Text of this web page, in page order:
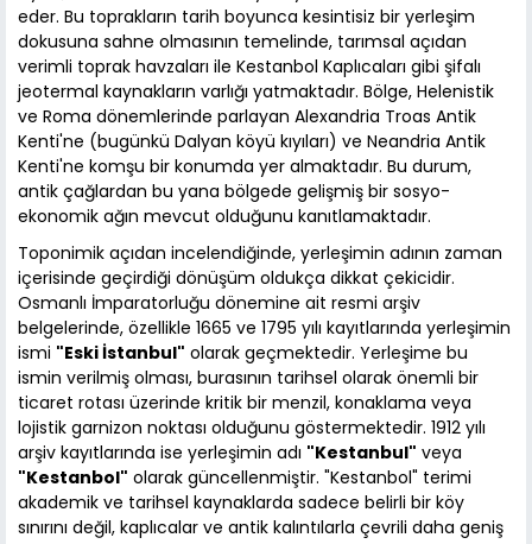
eder. Bu toprakların tarih boyunca kesintisiz bir yerleşim
dokusuna sahne olmasının temelinde, tarımsal açıdan
verimli toprak havzaları ile Kestanbol Kaplıcaları gibi şifalı
jeotermal kaynakların varlığı yatmaktadır. Bölge, Helenistik
ve Roma dönemlerinde parlayan Alexandria Troas Antik
Kenti'ne (bugünkü Dalyan köyü kıyıları) ve Neandria Antik
Kenti'ne komşu bir konumda yer almaktadır. Bu durum,
antik çağlardan bu yana bölgede gelişmiş bir sosyo-
ekonomik ağın mevcut olduğunu kanıtlamaktadır.
Toponimik açıdan incelendiğinde, yerleşimin adının zaman
içerisinde geçirdiği dönüşüm oldukça dikkat çekicidir.
Osmanlı İmparatorluğu dönemine ait resmi arşiv
belgelerinde, özellikle 1665 ve 1795 yılı kayıtlarında yerleşimin
ismi "Eski İstanbul" olarak geçmektedir. Yerleşime bu
ismin verilmiş olması, burasının tarihsel olarak önemli bir
ticaret rotası üzerinde kritik bir menzil, konaklama veya
lojistik garnizon noktası olduğunu göstermektedir. 1912 yılı
arşiv kayıtlarında ise yerleşimin adı "Kestanbul" veya
"Kestanbol" olarak güncellenmiştir. "Kestanbol" terimi
akademik ve tarihsel kaynaklarda sadece belirli bir köy
sınırını değil, kaplıcalar ve antik kalıntılarla çevrili daha geniş